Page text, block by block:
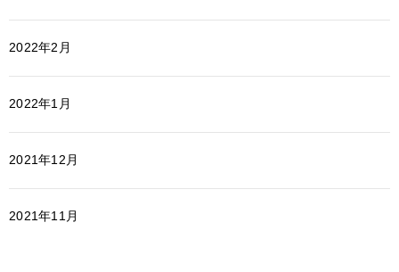
2022年2月
2022年1月
2021年12月
2021年11月